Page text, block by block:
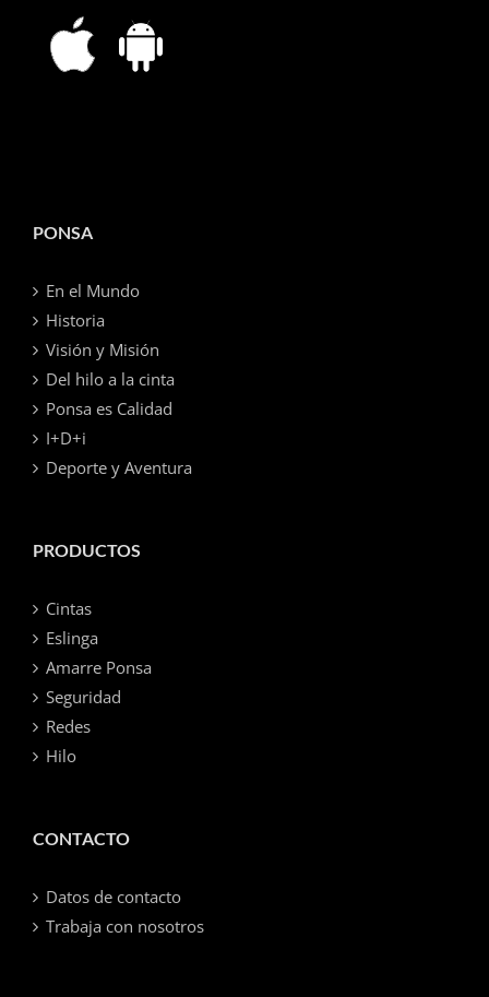
PONSA
En el Mundo
Historia
Visión y Misión
Del hilo a la cinta
Ponsa es Calidad
I+D+i
Deporte y Aventura
PRODUCTOS
Cintas
Eslinga
Amarre Ponsa
Seguridad
Redes
Hilo
CONTACTO
Datos de contacto
Trabaja con nosotros